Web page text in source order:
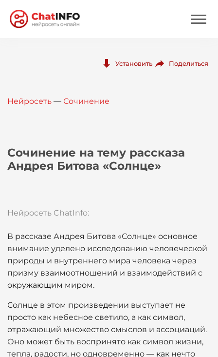
Вход
Установить Поделиться
Нейросеть — Сочинение
Сочинение на тему рассказа
Андрея Битова «Солнце»
Нейросеть ChatInfo:
В рассказе Андрея Битова «Солнце» основное
внимание уделено исследованию человеческой
природы и внутреннего мира человека через
призму взаимоотношений и взаимодействий с
окружающим миром.
Солнце в этом произведении выступает не
просто как небесное светило, а как символ,
отражающий множество смыслов и ассоциаций.
Оно может быть воспринято как символ жизни,
тепла, радости, но одновременно — как нечто